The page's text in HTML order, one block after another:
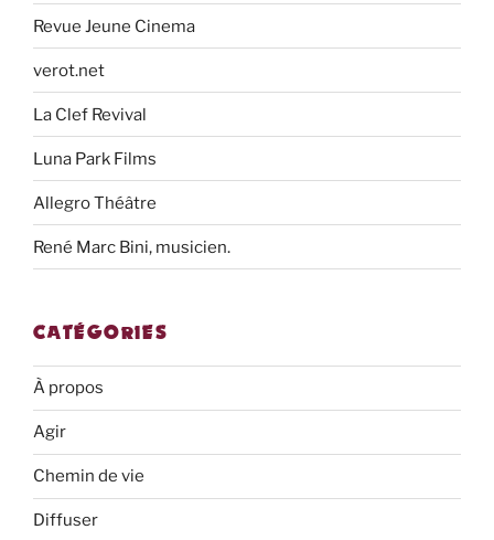
Revue Jeune Cinema
verot.net
La Clef Revival
Luna Park Films
Allegro Théâtre
René Marc Bini, musicien.
CATÉGORIES
À propos
Agir
Chemin de vie
Diffuser